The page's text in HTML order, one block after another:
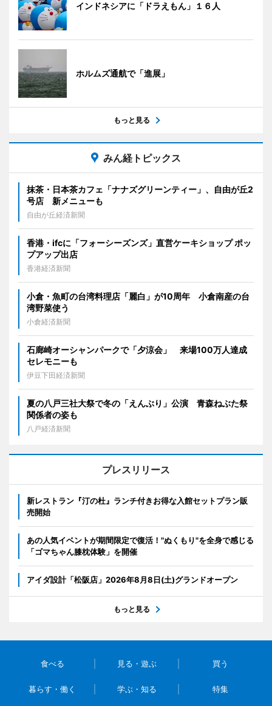
インドネシアに「ドラえもん」１６人
ホルムズ通航で「進展」
もっと見る
みん経トピックス
抹茶・日本茶カフェ「ナナズグリーンティー」、自由が丘2
号店 新メニューも
自由が丘経済新聞
香港・ifcに「フォーシーズンズ」直営ケーキショップ ポッ
プアップ出店
香港経済新聞
小倉・魚町の台湾料理店「麗白」が10周年 小倉南産の台
湾野菜使う
小倉経済新聞
石廊崎オーシャンパークで「夕涼会」 来場100万人達成
セレモニーも
伊豆下田経済新聞
夏の八戸三社大祭で冬の「えんぶり」公演 青森ねぶた祭
関係者の姿も
八戸経済新聞
プレスリリース
新レストラン『汀の杜』ランチ付きお得な入館セットプラン販
売開始
あの人気イベントが期間限定で復活！"ぬくもり"を全身で感じる
「ゴマちゃん膝枕体験」を開催
アイダ設計「松阪店」2026年8月8日(土)グランドオープン
もっと見る
食べる 見る・遊ぶ 買う
暮らす・働く 学ぶ・知る 特集